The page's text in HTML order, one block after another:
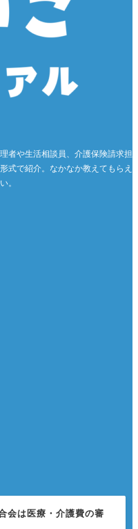
者や生活相談員、介護保険請求担
式で紹介。なかなか教えてもらえ
。
会は医療・介護費の審